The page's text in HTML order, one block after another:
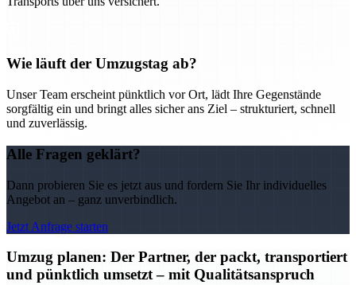
Wie läuft der Umzugstag ab?
Unser Team erscheint pünktlich vor Ort, lädt Ihre Gegenstände
sorgfältig ein und bringt alles sicher ans Ziel – strukturiert, schnell
und zuverlässig.
Alle Fragen geklärt?
Dann probieren Sie es jetzt aus und fordern Sie Ihr individuelles
Angebot an – ganz unverbindlich.
Jetzt Anfrage starten
Umzug planen: Der Partner, der packt, transportiert
und pünktlich umsetzt – mit Qualitätsanspruch